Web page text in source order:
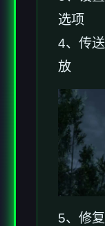
选项
4、传
放
5、修